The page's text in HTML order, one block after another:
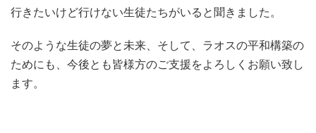
行きたいけど行けない生徒たちがいると聞きました。
そのような生徒の夢と未来、そして、ラオスの平和構築の
ためにも、今後とも皆様方のご支援をよろしくお願い致し
ます。